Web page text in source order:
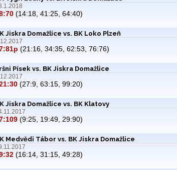
(14:18, 41:25, 64:40)
Jiskra Domažlice vs. BK Loko Plzeň
(21:16, 34:35, 62:53, 76:76)
Písek vs. BK Jiskra Domažlice
(27:9, 63:15, 99:20)
Jiskra Domažlice vs. BK Klatovy
(9:25, 19:49, 29:90)
Medvědi Tábor vs. BK Jiskra Domažlice
(16:14, 31:15, 49:28)